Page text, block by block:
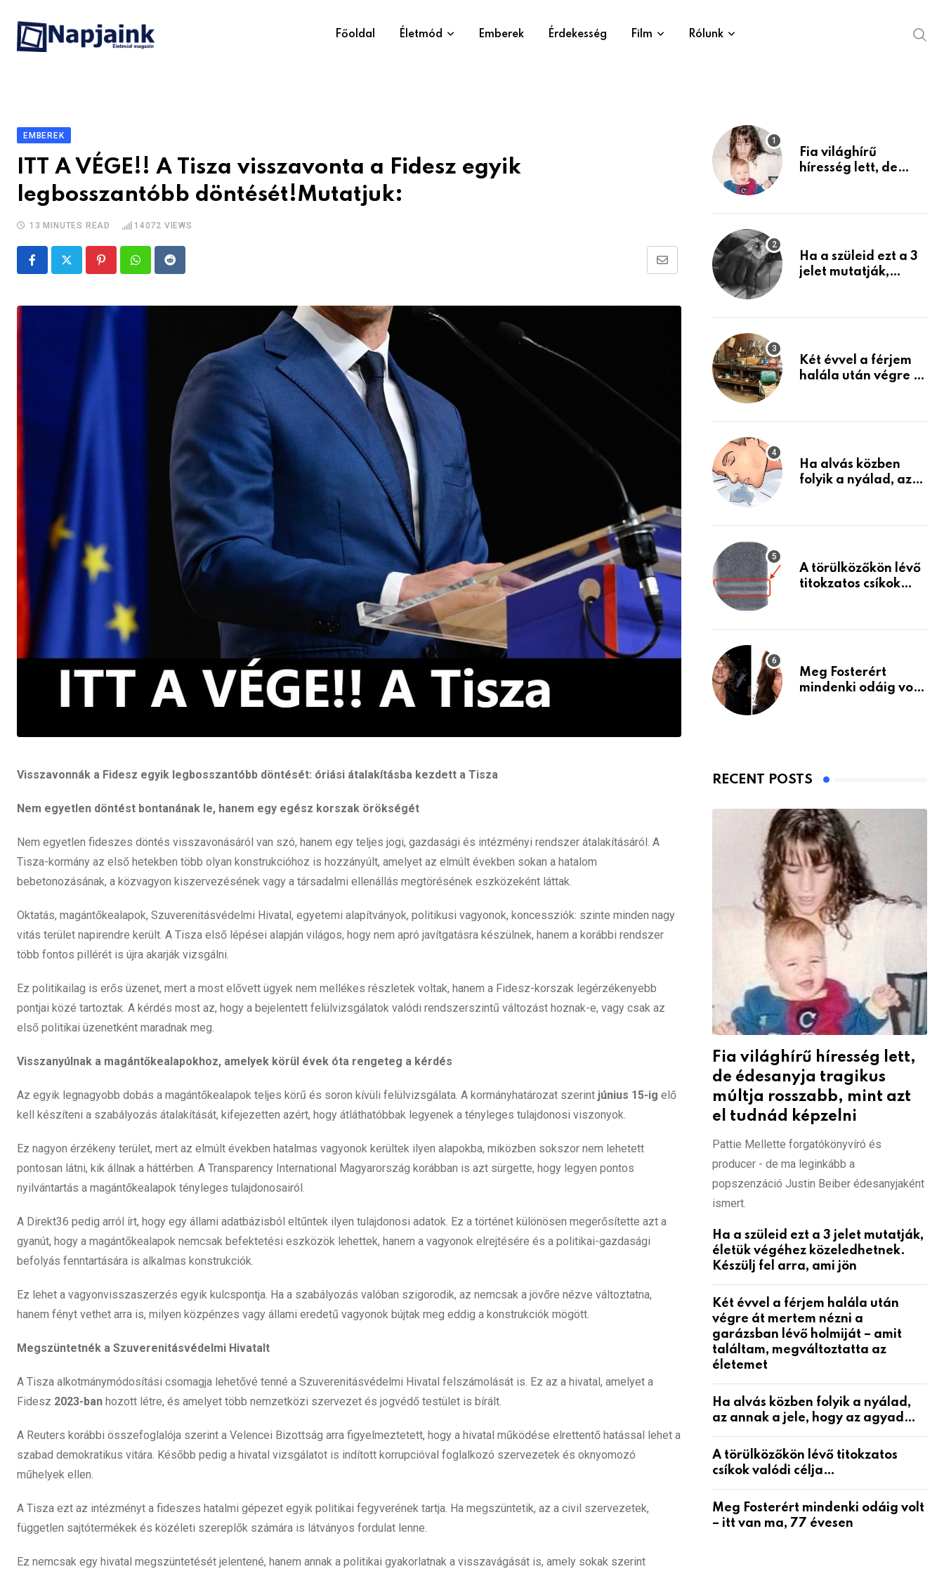
content
Főoldal Életmód Emberek Érdekesség Film Rólunk
EMBEREK
ITT A VÉGE!! A Tisza visszavonta a Fidesz egyik
legbosszantóbb döntését!Mutatjuk:
13 MINUTES READ 14072 VIEWS
PinterestWhatsappReddit
Share
Email
Visszavonnák a Fidesz egyik legbosszantóbb döntését: óriási átalakításba kezdett a Tisza
Nem egyetlen döntést bontanának le, hanem egy egész korszak örökségét
Nem egyetlen fideszes döntés visszavonásáról van szó, hanem egy teljes jogi, gazdasági és intézményi rendszer átalakításáról. A
Tisza-kormány az első hetekben több olyan konstrukcióhoz is hozzányúlt, amelyet az elmúlt években sokan a hatalom
bebetonozásának, a közvagyon kiszervezésének vagy a társadalmi ellenállás megtörésének eszközeként láttak.
Oktatás, magántőkealapok, Szuverenitásvédelmi Hivatal, egyetemi alapítványok, politikusi vagyonok, koncessziók: szinte minden nagy
vitás terület napirendre került. A Tisza első lépései alapján világos, hogy nem apró javítgatásra készülnek, hanem a korábbi rendszer
több fontos pillérét is újra akarják vizsgálni.
Ez politikailag is erős üzenet, mert a most elővett ügyek nem mellékes részletek voltak, hanem a Fidesz-korszak legérzékenyebb
pontjai közé tartoztak. A kérdés most az, hogy a bejelentett felülvizsgálatok valódi rendszerszintű változást hoznak-e, vagy csak az
első politikai üzenetként maradnak meg.
Visszanyúlnak a magántőkealapokhoz, amelyek körül évek óta rengeteg a kérdés
Az egyik legnagyobb dobás a magántőkealapok teljes körű és soron kívüli felülvizsgálata. A kormányhatározat szerint június 15-ig elő
kell készíteni a szabályozás átalakítását, kifejezetten azért, hogy átláthatóbbak legyenek a tényleges tulajdonosi viszonyok.
Ez nagyon érzékeny terület, mert az elmúlt években hatalmas vagyonok kerültek ilyen alapokba, miközben sokszor nem lehetett
pontosan látni, kik állnak a háttérben. A Transparency International Magyarország korábban is azt sürgette, hogy legyen pontos
nyilvántartás a magántőkealapok tényleges tulajdonosairól.
A Direkt36 pedig arról írt, hogy egy állami adatbázisból eltűntek ilyen tulajdonosi adatok. Ez a történet különösen megerősítette azt a
gyanút, hogy a magántőkealapok nemcsak befektetési eszközök lehettek, hanem a vagyonok elrejtésére és a politikai-gazdasági
befolyás fenntartására is alkalmas konstrukciók.
Ez lehet a vagyonvisszaszerzés egyik kulcspontja. Ha a szabályozás valóban szigorodik, az nemcsak a jövőre nézve változtatna,
hanem fényt vethet arra is, milyen közpénzes vagy állami eredetű vagyonok bújtak meg eddig a konstrukciók mögött.
Megszüntetnék a Szuverenitásvédelmi Hivatalt
A Tisza alkotmánymódosítási csomagja lehetővé tenné a Szuverenitásvédelmi Hivatal felszámolását is. Ez az a hivatal, amelyet a
Fidesz 2023-ban hozott létre, és amelyet több nemzetközi szervezet és jogvédő testület is bírált.
A Reuters korábbi összefoglalója szerint a Velencei Bizottság arra figyelmeztetett, hogy a hivatal működése elrettentő hatással lehet a
szabad demokratikus vitára. Később pedig a hivatal vizsgálatot is indított korrupcióval foglalkozó szervezetek és oknyomozó
műhelyek ellen.
A Tisza ezt az intézményt a fideszes hatalmi gépezet egyik politikai fegyverének tartja. Ha megszüntetik, az a civil szervezetek,
független sajtótermékek és közéleti szereplők számára is látványos fordulat lenne.
Ez nemcsak egy hivatal megszüntetését jelentené, hanem annak a politikai gyakorlatnak a visszavágását is, amely sokak szerint
Fia világhírű
híresség lett, de
mint azt el tudnád
Ha a szüleid ezt a 3
jelet mutatják,
Készülj fel arra, ami
Két évvel a férjem
halála után végre át
holmiját – amit
életemet
Ha alvás közben
folyik a nyálad, az
A törülközőkön lévő
titokzatos csíkok
Meg Fosterért
mindenki odáig volt
RECENT POSTS
Fia világhírű híresség lett,
de édesanyja tragikus
múltja rosszabb, mint azt
el tudnád képzelni
Pattie Mellette forgatókönyvíró és
producer - de ma leginkább a
popszenzáció Justin Beiber édesanyjaként
ismert.
Ha a szüleid ezt a 3 jelet mutatják,
életük végéhez közeledhetnek.
Készülj fel arra, ami jön
Két évvel a férjem halála után
végre át mertem nézni a
garázsban lévő holmiját – amit
találtam, megváltoztatta az
életemet
Ha alvás közben folyik a nyálad,
az annak a jele, hogy az agyad…
A törülközőkön lévő titokzatos
csíkok valódi célja…
Meg Fosterért mindenki odáig volt
– itt van ma, 77 évesen